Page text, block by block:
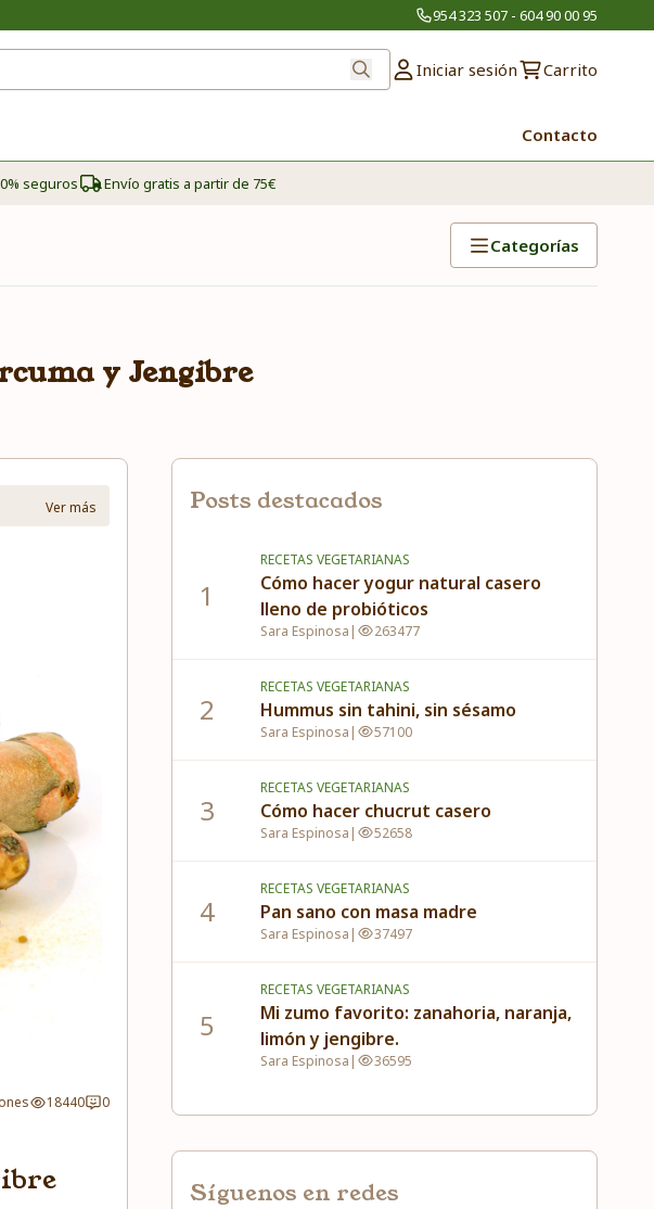
954 323 507 - 604 90 00 95
Iniciar sesión Carrito
Contacto
seguros Envío gratis a partir de 75€
Categorías
y Jengibre
Ver más
18440 0
Posts destacados
1
RECETAS VEGETARIANAS
Cómo hacer yogur natural casero
lleno de probióticos
Sara Espinosa | 263477
2
RECETAS VEGETARIANAS
Hummus sin tahini, sin sésamo
Sara Espinosa | 57100
3
RECETAS VEGETARIANAS
Cómo hacer chucrut casero
Sara Espinosa | 52658
4
RECETAS VEGETARIANAS
Pan sano con masa madre
Sara Espinosa | 37497
5
RECETAS VEGETARIANAS
Mi zumo favorito: zanahoria, naranja,
limón y jengibre.
Sara Espinosa | 36595
Síguenos en redes